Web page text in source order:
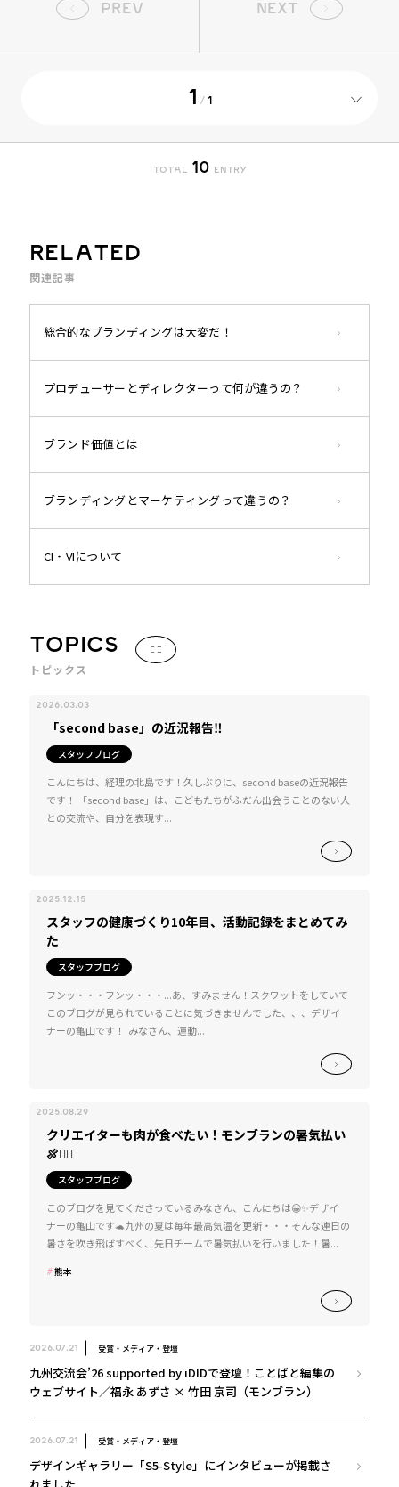
PREV
1 / 1
NEXT
TOTAL 10 ENTRY
RELATED
関連記事
総合的なブランディングは大変だ！
プロデューサーとディレクターって何が違うの？
ブランド価値とは
ブランディングとマーケティングって違うの？
CI・VIについて
TOPICS
トピックス
2026.03.03
「second base」の近況報告‼
スタッフブログ
こんにちは、経理の北島です！久しぶりに、second baseの近況報告
です！ 「second base」は、こどもたちがふだん出会うことのない人
との交流や、自分を表現す...
2025.12.15
スタッフの健康づくり10年目、活動記録をまとめてみ
た
スタッフブログ
フンッ・・・フンッ・・・...あ、すみません！スクワットをしていて
このブログが見られていることに気づきませんでした、、、デザイ
ナーの亀山です！ みなさん、運動...
2025.08.29
クリエイターも肉が食べたい！モンブランの暑気払い
🍖❤️‍🔥
スタッフブログ
このブログを見てくださっているみなさん、こんにちは😀✨デザイ
ナーの亀山です🐢九州の夏は毎年最高気温を更新・・・そんな連日の
暑さを吹き飛ばすべく、先日チームで暑気払いを行いました！暑...
熊本
2026.07.21 受賞・メディア・登壇
九州交流会’26 supported by iDIDで登壇！ことばと編集の
ウェブサイト／福永 あずさ × 竹田 京司（モンブラン）
2026.07.21 受賞・メディア・登壇
デザインギャラリー「S5-Style」にインタビューが掲載さ